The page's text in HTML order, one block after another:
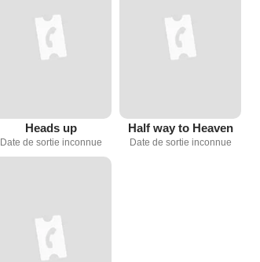
Heads up
Date de sortie inconnue
Half way to Heaven
Date de sortie inconnue